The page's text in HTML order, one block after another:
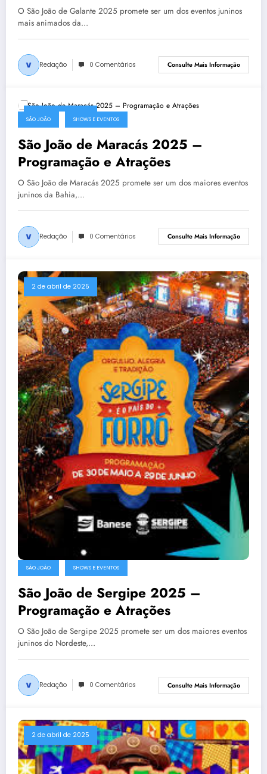
O São João de Galante 2025 promete ser um dos eventos juninos
mais animados da…
Redação 0 Comentários Consulte Mais Informação
2 de abril de 2025
SÃO JOÃO SHOWS E EVENTOS
São João de Maracás 2025 –
Programação e Atrações
O São João de Maracás 2025 promete ser um dos maiores eventos
juninos da Bahia,…
Redação 0 Comentários Consulte Mais Informação
2 de abril de 2025
SÃO JOÃO SHOWS E EVENTOS
São João de Sergipe 2025 –
Programação e Atrações
O São João de Sergipe 2025 promete ser um dos maiores eventos
juninos do Nordeste,…
Redação 0 Comentários Consulte Mais Informação
2 de abril de 2025